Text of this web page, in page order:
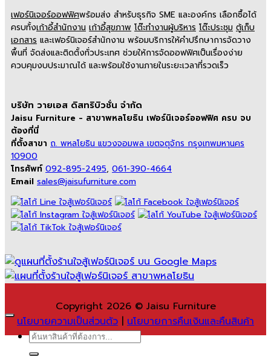
เฟอร์นิเจอร์ออฟฟิศพร้อมส่ง สำหรับธุรกิจ SME และองค์กร เลือกซื้อได้
ครบทั้งเก้าอี้สำนักงาน เก้าอี้สุขภาพ โต๊ะทำงานผู้บริหาร โต๊ะประชุม ตู้เก็บ
เอกสาร และเฟอร์นิเจอร์สำนักงาน พร้อมบริการให้คำปรึกษาการจัดวาง
พื้นที่ จัดส่งและติดตั้งทั่วประเทศ ช่วยให้การจัดออฟฟิศเป็นเรื่องง่าย
ควบคุมงบประมาณได้ และพร้อมใช้งานภายในระยะเวลาที่รวดเร็ว
บริษัท วายเอส ดิสทริบิวชั่น จำกัด
Jaisu Furniture - สาขาพหลโยธิน เฟอร์นิเจอร์ออฟฟิศ ครบ จบ
ต้องที่นี่
ที่ตั้งสาขา ถ. พหลโยธิน แขวงจอมพล เขตจตุจักร กรุงเทพมหานคร
10900
โทรศัพท์ 092-895-2495, 061-390-4664
Email sales@jaisufurniture.com
Copyright 2026 © Jaisu Furniture
นโยบายความเป็นส่วนตัว | นโยบายการคืนเงินและคืนสินค้า
ค้นหา: